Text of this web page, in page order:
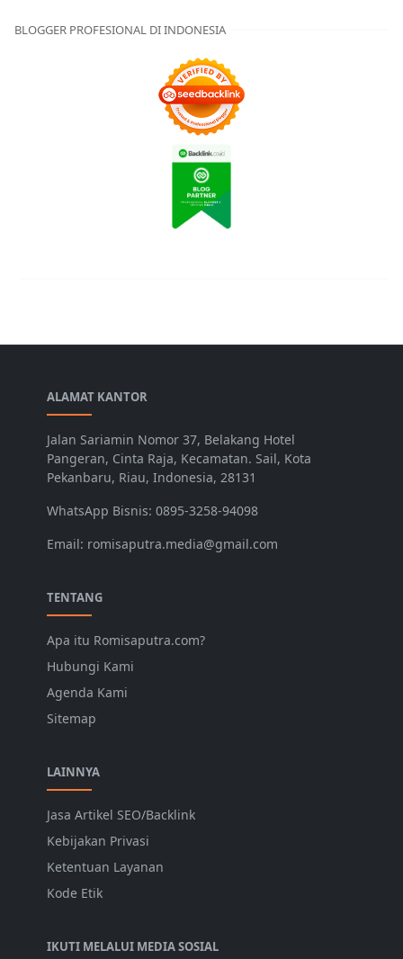
BLOGGER PROFESIONAL DI INDONESIA
ALAMAT KANTOR
Jalan Sariamin Nomor 37, Belakang Hotel
Pangeran, Cinta Raja, Kecamatan. Sail, Kota
Pekanbaru, Riau, Indonesia, 28131
WhatsApp Bisnis: 0895-3258-94098
Email: romisaputra.media@gmail.com
TENTANG
Apa itu Romisaputra.com?
Hubungi Kami
Agenda Kami
Sitemap
LAINNYA
Jasa Artikel SEO/Backlink
Kebijakan Privasi
Ketentuan Layanan
Kode Etik
IKUTI MELALUI MEDIA SOSIAL